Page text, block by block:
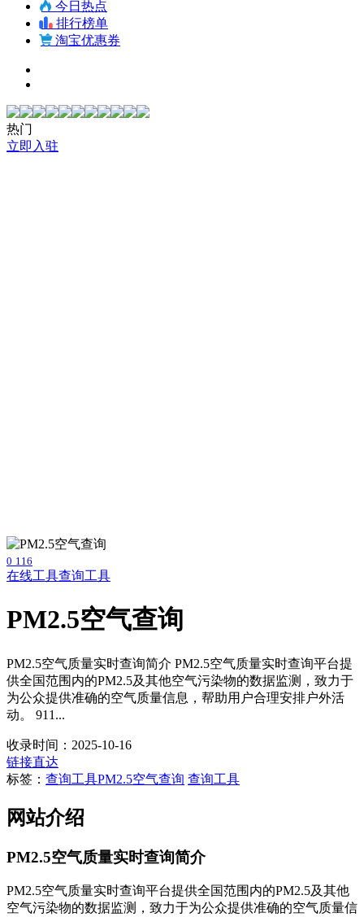
今日热点
排行榜单
淘宝优惠券
热门
立即入驻
0 116
在线工具查询工具
PM2.5空气查询
PM2.5空气质量实时查询简介 PM2.5空气质量实时查询平台提
供全国范围内的PM2.5及其他空气污染物的数据监测，致力于
为公众提供准确的空气质量信息，帮助用户合理安排户外活
动。 911...
收录时间：2025-10-16
链接直达
标签： 查询工具PM2.5空气查询 查询工具
网站介绍
PM2.5空气质量实时查询简介
PM2.5空气质量实时查询平台提供全国范围内的PM2.5及其他
空气污染物的数据监测，致力于为公众提供准确的空气质量信